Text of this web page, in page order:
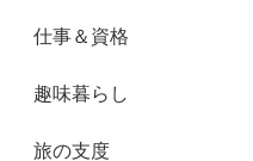
仕事＆資格
趣味暮らし
旅の支度